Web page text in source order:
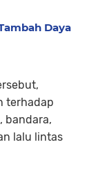
Daya
terhadap
bandara,
lalu lintas